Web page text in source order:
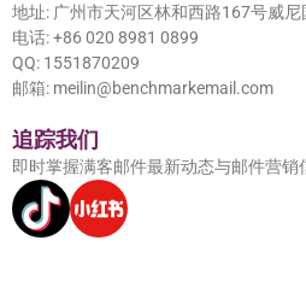
地址: 广州市天河区林和西路167号威
电话: +86 020 8981 0899
QQ: 1551870209
邮箱: meilin@benchmarkemail.com
追踪我们
即时掌握满客邮件最新动态与邮件营销